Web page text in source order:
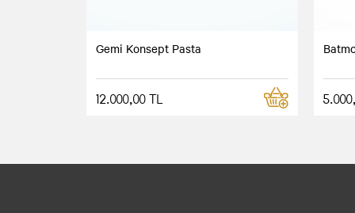
Gemi Konsept Pasta
12.000,00 TL